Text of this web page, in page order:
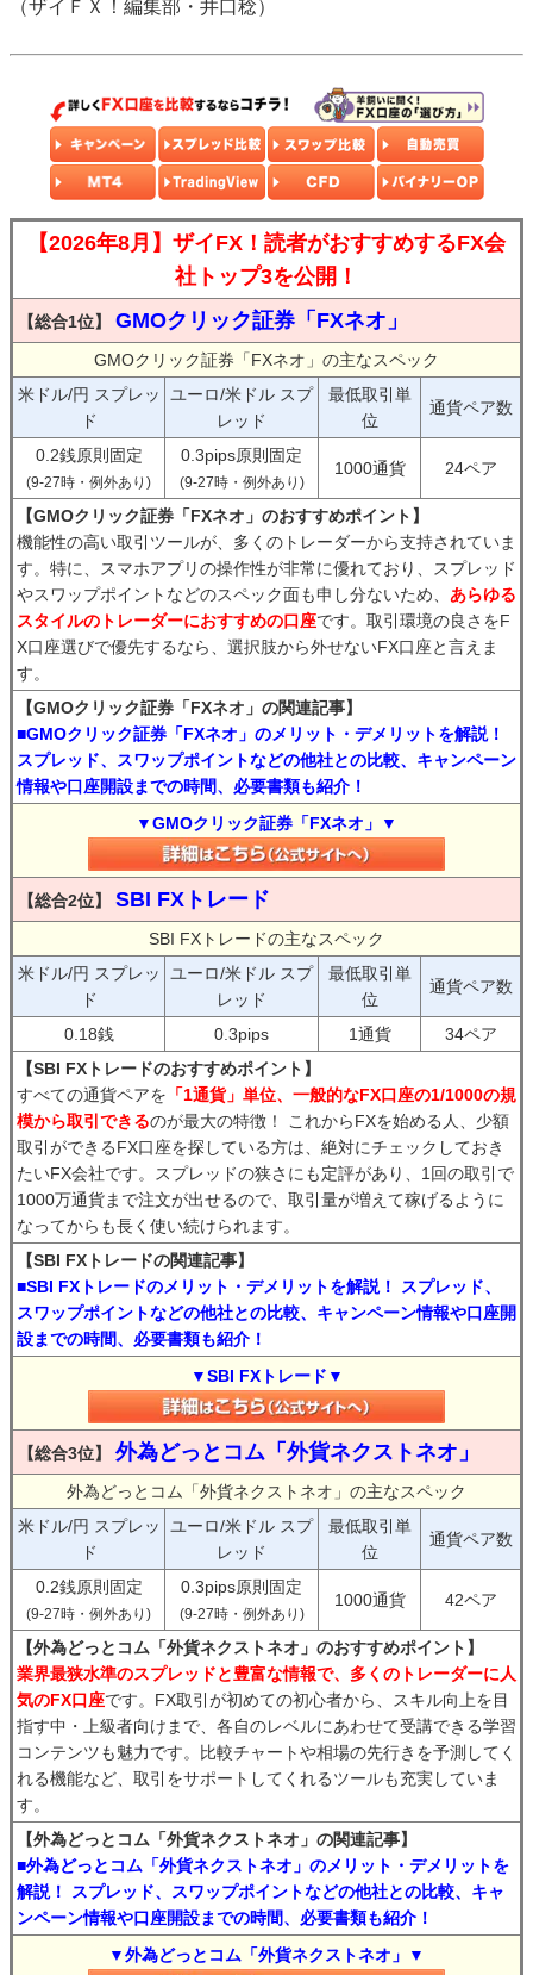
（ザイＦＸ！編集部・井口稔）
【2026年8月】ザイFX！読者がおすすめするFX会
社トップ3を公開！
【総合1位】 GMOクリック証券「FXネオ」
GMOクリック証券「FXネオ」の主なスペック
米ドル/円 スプレッ
ド
ユーロ/米ドル スプ
レッド
最低取引単
位
通貨ペア数
0.2銭原則固定
(9-27時・例外あり)
0.3pips原則固定
(9-27時・例外あり)
1000通貨 24ペア
【GMOクリック証券「FXネオ」のおすすめポイント】
機能性の高い取引ツールが、多くのトレーダーから支持されていま
す。特に、スマホアプリの操作性が非常に優れており、スプレッド
やスワップポイントなどのスペック面も申し分ないため、 あらゆる
スタイルのトレーダーにおすすめの口座です。取引環境の良さをF
X口座選びで優先するなら、選択肢から外せないFX口座と言えま
す。
【GMOクリック証券「FXネオ」の関連記事】
■GMOクリック証券「FXネオ」のメリット・デメリットを解説！
スプレッド、スワップポイントなどの他社との比較、キャンペーン
情報や口座開設までの時間、必要書類も紹介！
▼GMOクリック証券「FXネオ」▼
【総合2位】 SBI FXトレード
SBI FXトレードの主なスペック
米ドル/円 スプレッ
ド
ユーロ/米ドル スプ
レッド
最低取引単
位
通貨ペア数
0.18銭 0.3pips 1通貨
34ペア
【SBI FXトレードのおすすめポイント】
すべての通貨ペアを 「1通貨」単位、一般的なFX口座の1/1000の規
模から取引できるのが最大の特徴！ これからFXを始める人、少額
取引ができるFX口座を探している方は、絶対にチェックしておき
たいFX会社です。スプレッドの狭さにも定評があり、1回の取引で
1000万通貨まで注文が出せるので、取引量が増えて稼げるように
なってからも長く使い続けられます。
【SBI FXトレードの関連記事】
■SBI FXトレードのメリット・デメリットを解説！ スプレッド、
スワップポイントなどの他社との比較、キャンペーン情報や口座開
設までの時間、必要書類も紹介！
▼SBI FXトレード▼
【総合3位】 外為どっとコム「外貨ネクストネオ」
外為どっとコム「外貨ネクストネオ」の主なスペック
米ドル/円 スプレッ
ド
ユーロ/米ドル スプ
レッド
最低取引単
位
通貨ペア数
0.2銭原則固定
(9-27時・例外あり)
0.3pips原則固定
(9-27時・例外あり)
1000通貨 42ペア
【外為どっとコム「外貨ネクストネオ」のおすすめポイント】
業界最狭水準のスプレッドと豊富な情報で、多くのトレーダーに人
気のFX口座です。FX取引が初めての初心者から、スキル向上を目
指す中・上級者向けまで、各自のレベルにあわせて受講できる学習
コンテンツも魅力です。比較チャートや相場の先行きを予測してく
れる機能など、取引をサポートしてくれるツールも充実していま
す。
【外為どっとコム「外貨ネクストネオ」の関連記事】
■外為どっとコム「外貨ネクストネオ」のメリット・デメリットを
解説！ スプレッド、スワップポイントなどの他社との比較、キャ
ンペーン情報や口座開設までの時間、必要書類も紹介！
▼外為どっとコム「外貨ネクストネオ」▼